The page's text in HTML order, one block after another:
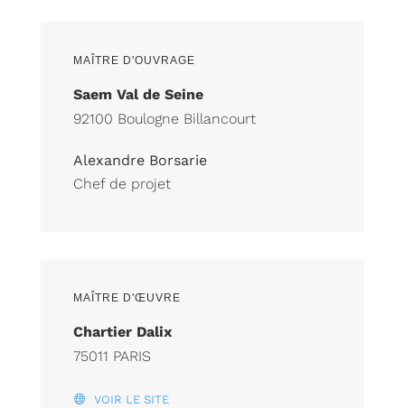
MAÎTRE D'OUVRAGE
Saem Val de Seine
92100 Boulogne Billancourt
Alexandre Borsarie
Chef de projet
MAÎTRE D'ŒUVRE
Chartier Dalix
75011 PARIS
VOIR LE SITE